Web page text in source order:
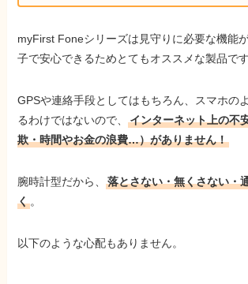
myFirst Foneシリーズは見守りに必要な機能
子で安心できるためとてもオススメな製品です
GPSや連絡手段としてはもちろん、スマホの
るわけではないので、インターネット上の不
欺・時間やお金の浪費…）がありません！
腕時計型だから、落とさない・無くさない・
く。
以下のような心配もありません。